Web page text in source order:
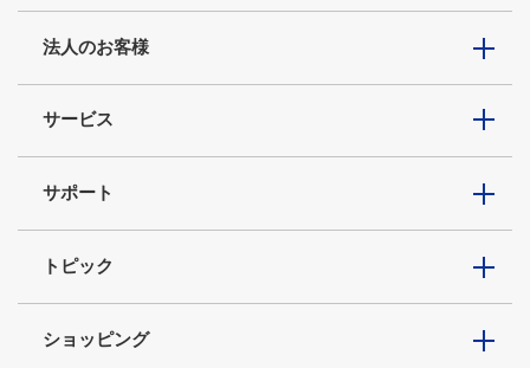
法人のお客様
サービス
サポート
トピック
ショッピング